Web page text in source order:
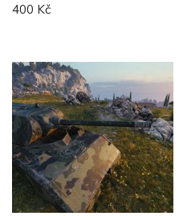
400 Kč